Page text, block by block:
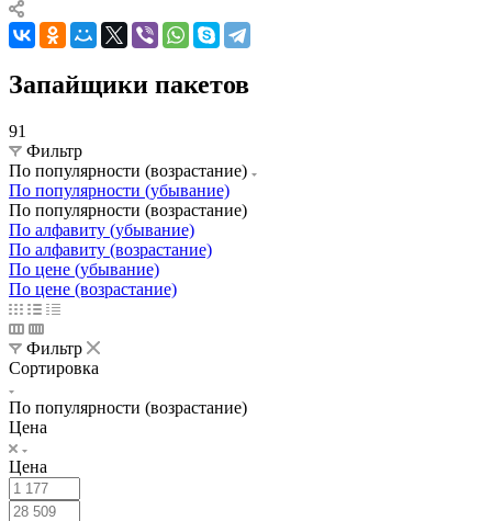
Запайщики пакетов
91
Фильтр
По популярности (возрастание)
По популярности (убывание)
По популярности (возрастание)
По алфавиту (убывание)
По алфавиту (возрастание)
По цене (убывание)
По цене (возрастание)
Фильтр
Сортировка
По популярности (возрастание)
Цена
Цена